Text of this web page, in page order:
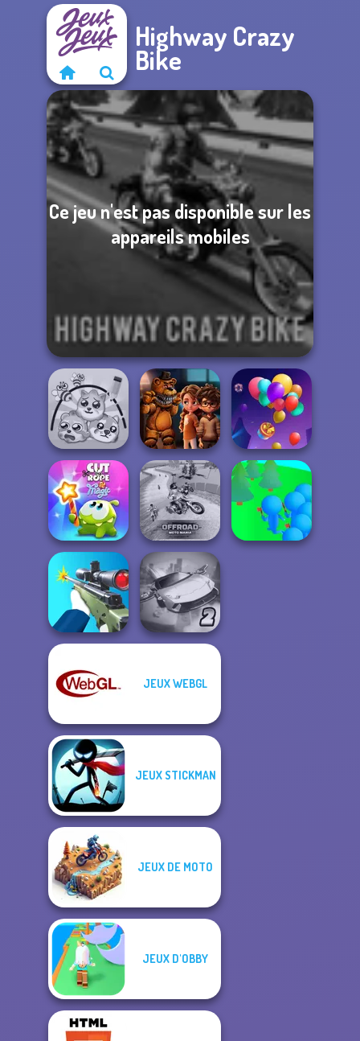
Highway Crazy
Bike
Ce jeu n'est pas disponible sur les
appareils mobiles
Protect My Dog 3
FNAF Horror At
Home
Balloon Match 3D
Cut The Rope
Magic
Offroad Moto
Mania
Ultimate Flying
JEUX WEBGL
JEUX STICKMAN
JEUX DE MOTO
JEUX D'OBBY